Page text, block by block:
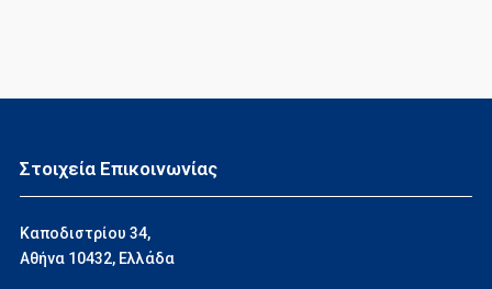
Στοιχεία Επικοινωνίας
Καποδιστρίου 34,
Αθήνα 10432, Ελλάδα